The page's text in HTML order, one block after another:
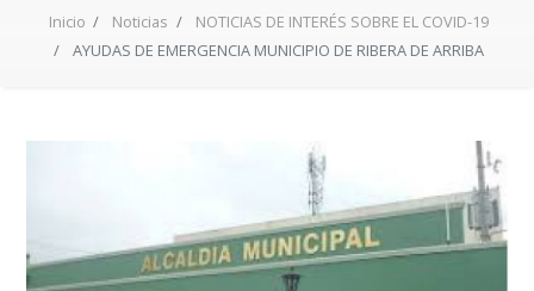
Inicio Noticias
NOTICIAS DE INTERÉS SOBRE EL COVID-19
AYUDAS DE EMERGENCIA MUNICIPIO DE RIBERA DE ARRIBA